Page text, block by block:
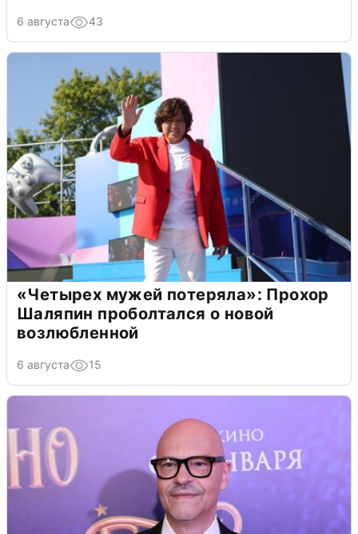
6 августа 43
«Четырех мужей потеряла»: Прохор
Шаляпин проболтался о новой
возлюбленной
6 августа 15